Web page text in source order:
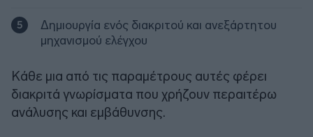
Δημιουργία ενός διακριτού και ανεξάρτητου
μηχανισμού ελέγχου
Κάθε μια από τις παραμέτρους αυτές φέρει
διακριτά γνωρίσματα που χρήζουν περαιτέρω
ανάλυσης και εμβάθυνσης.